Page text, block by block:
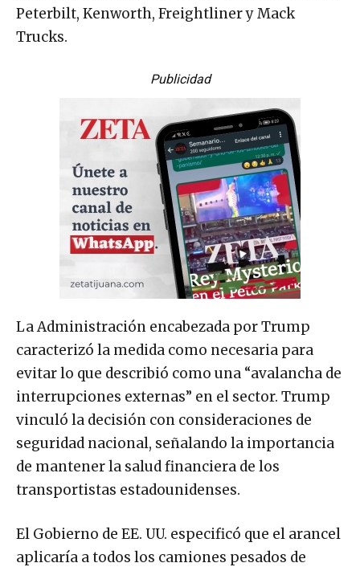
Peterbilt, Kenworth, Freightliner y Mack
Trucks.
Publicidad
La Administración encabezada por Trump
caracterizó la medida como necesaria para
evitar lo que describió como una “avalancha de
interrupciones externas” en el sector. Trump
vinculó la decisión con consideraciones de
seguridad nacional, señalando la importancia
de mantener la salud financiera de los
transportistas estadounidenses.
El Gobierno de EE. UU. especificó que el arancel
aplicaría a todos los camiones pesados de